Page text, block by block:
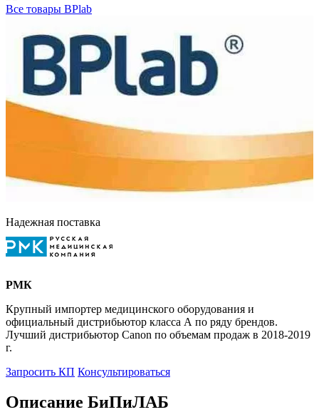
Все товары BPlab
Надежная поставка
РМК
Крупный импортер медицинского оборудования и
официальный дистрибьютор класса А по ряду брендов.
Лучший дистрибьютор Canon по объемам продаж в 2018-2019
г.
Запросить КП Консультироваться
Описание БиПиЛАБ